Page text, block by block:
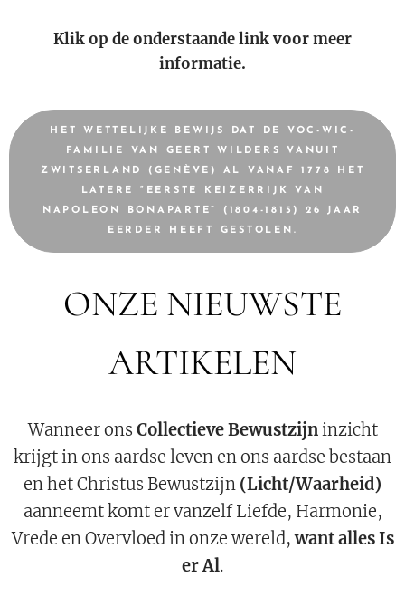
Klik op de onderstaande link voor meer
informatie.
HET WETTELIJKE BEWIJS DAT DE VOC-WIC-
FAMILIE VAN GEERT WILDERS VANUIT
ZWITSERLAND (GENÈVE) AL VANAF 1778 HET
LATERE “EERSTE KEIZERRIJK VAN
NAPOLEON BONAPARTE” (1804-1815) 26 JAAR
EERDER HEEFT GESTOLEN.
ONZE NIEUWSTE
ARTIKELEN
Wanneer ons Collectieve Bewustzijninzicht
krijgt in ons aardse leven en ons aardse bestaan
en het Christus Bewustzijn (Licht/Waarheid)
aanneemt komt er vanzelf Liefde, Harmonie,
Vrede en Overvloed in onze wereld,want alles Is
er Al.